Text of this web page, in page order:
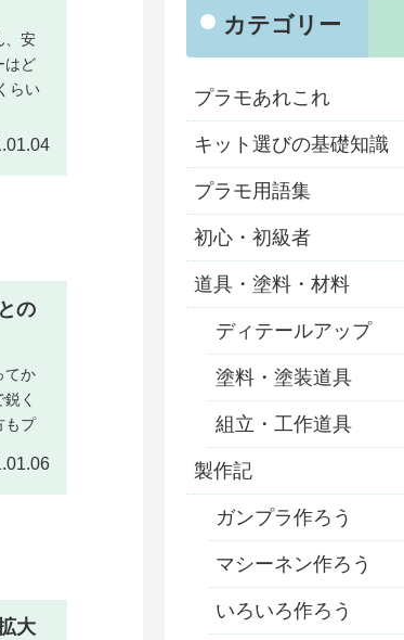
、安
はど
らい
の
てか
く
もプ
大
カテゴリー
プラモあれこれ
キット選びの基礎知識
プラモ用語集
初心・初級者
道具・塗料・材料
ディテールアップ
塗料・塗装道具
組立・工作道具
製作記
ガンプラ作ろう
マシーネン作ろう
いろいろ作ろう